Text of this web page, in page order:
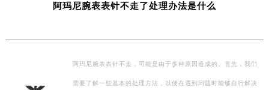
阿玛尼腕表表针不走了处理办法是什么
阿玛尼腕表表针不走，可能是由于多种原因造成的。首先，我们
需要了解一些基本的处理方法，以便在遇到问题时能够自行解决